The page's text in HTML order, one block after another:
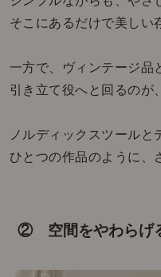
そこにあるだけで美しい
一方で、ヴィンテージ品
引き立て役へと回るのが
ノルディックスツール
ひとつの作品のように、
② 空間をやわらげ